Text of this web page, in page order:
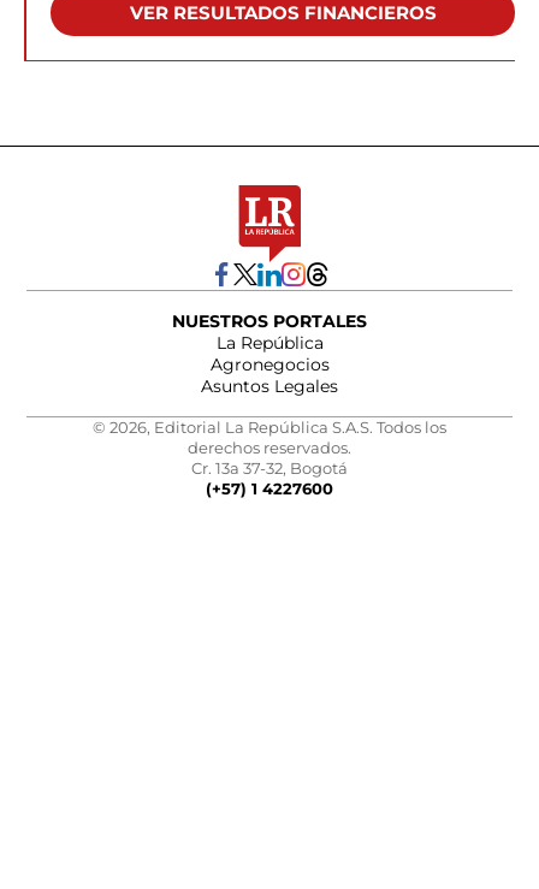
VER RESULTADOS FINANCIEROS
NUESTROS PORTALES
La República
Agronegocios
Asuntos Legales
© 2026, Editorial La República S.A.S. Todos los
derechos reservados.
Cr. 13a 37-32, Bogotá
(+57) 1 4227600